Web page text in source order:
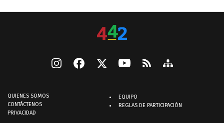
QUIENES SOMOS
CONTÁCTENOS
PRIVACIDAD
EQUIPO
REGLAS DE PARTICIPACIÓN